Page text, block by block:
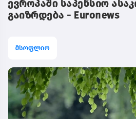
ევროპაში საპენსიო
გაიზრდება - Euronews
მსოფლიო